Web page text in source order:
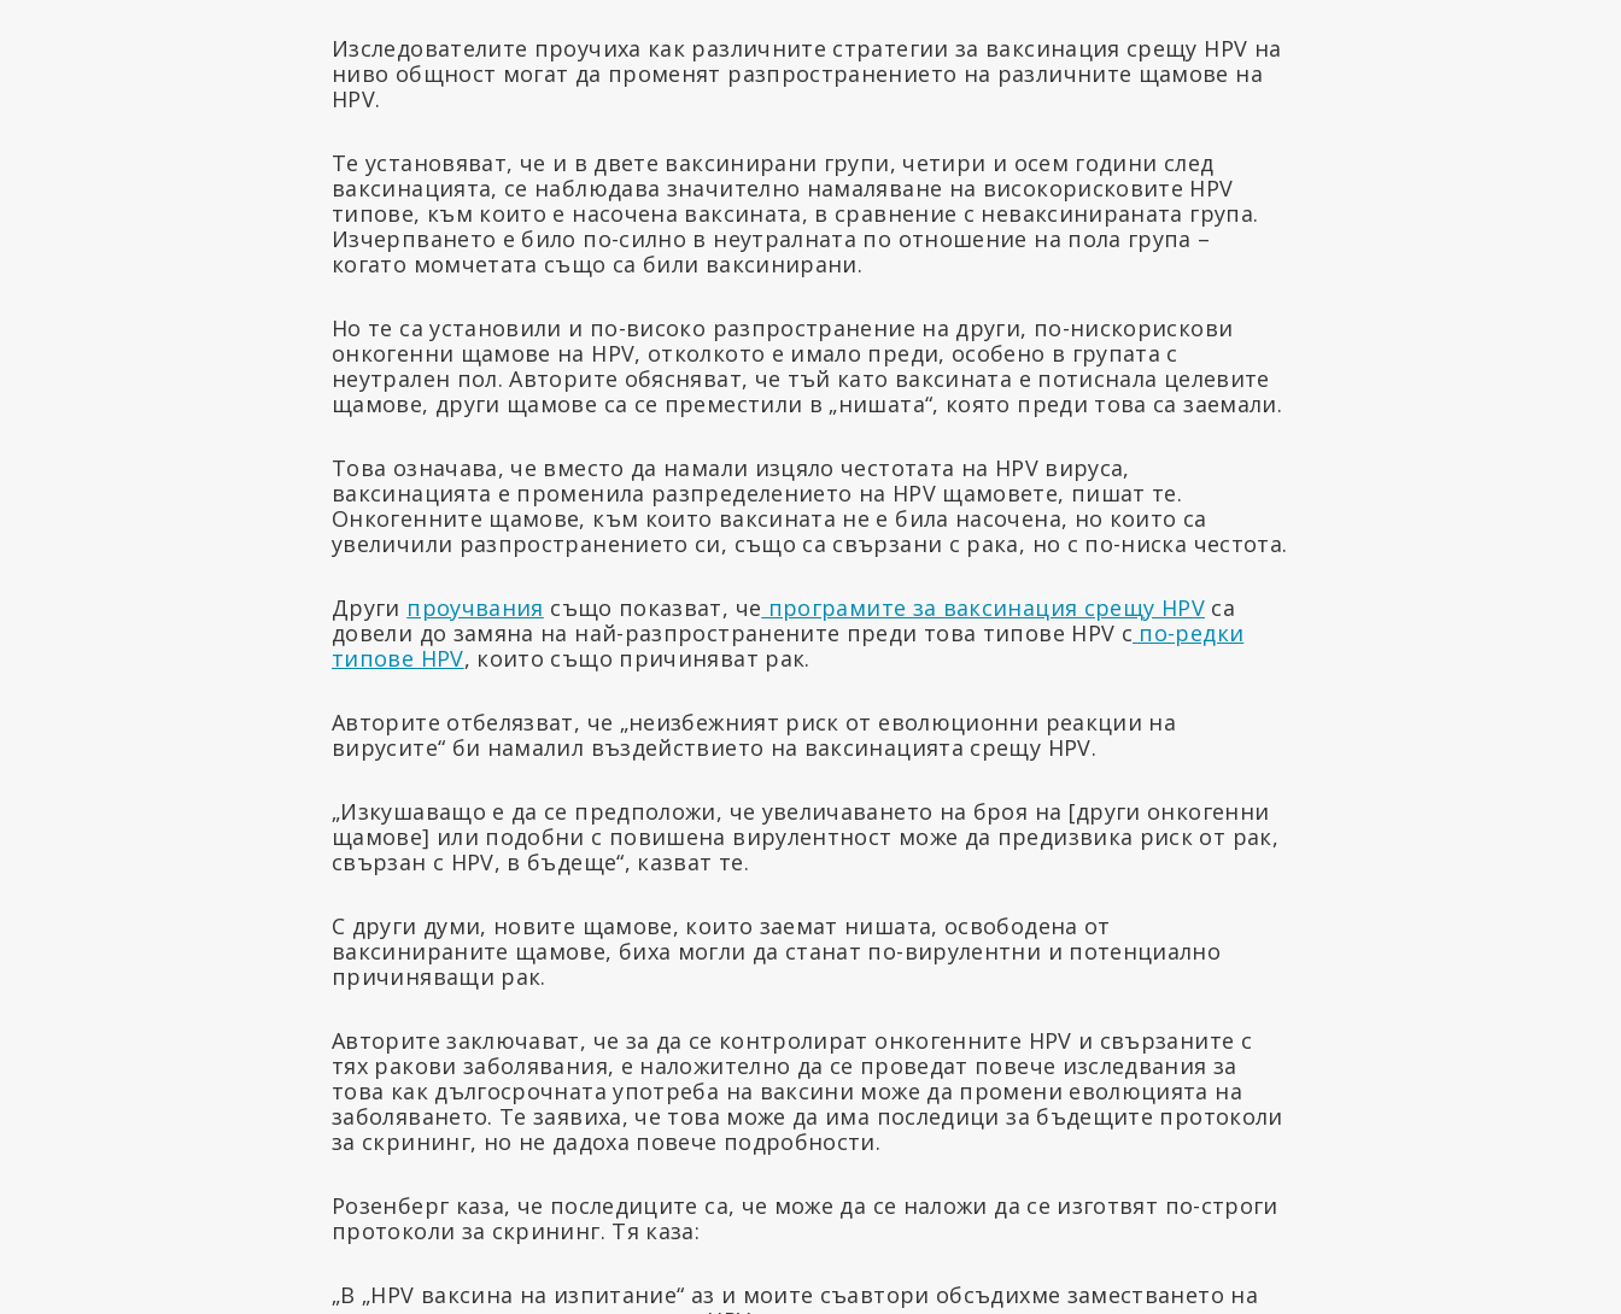
Изследователите проучиха как различните стратегии за ваксинация срещу HPV на
ниво общност могат да променят разпространението на различните щамове на
HPV.
Те установяват, че и в двете ваксинирани групи, четири и осем години след
ваксинацията, се наблюдава значително намаляване на високорисковите HPV
типове, към които е насочена ваксината, в сравнение с неваксинираната група.
Изчерпването е било по-силно в неутралната по отношение на пола група –
когато момчетата също са били ваксинирани.
Но те са установили и по-високо разпространение на други, по-нискорискови
онкогенни щамове на HPV, отколкото е имало преди, особено в групата с
неутрален пол. Авторите обясняват, че тъй като ваксината е потиснала целевите
щамове, други щамове са се преместили в „нишата“, която преди това са заемали.
Това означава, че вместо да намали изцяло честотата на HPV вируса,
ваксинацията е променила разпределението на HPV щамовете, пишат те.
Онкогенните щамове, към които ваксината не е била насочена, но които са
увеличили разпространението си, също са свързани с рака, но с по-ниска честота.
Други проучвания също показват, че програмите за ваксинация срещу HPVса
довели до замяна на най-разпространените преди това типове HPV с по-редки
типове HPV, които също причиняват рак.
Авторите отбелязват, че „неизбежният риск от еволюционни реакции на
вирусите“ би намалил въздействието на ваксинацията срещу HPV.
„Изкушаващо е да се предположи, че увеличаването на броя на [други онкогенни
щамове] или подобни с повишена вирулентност може да предизвика риск от рак,
свързан с HPV, в бъдеще“, казват те.
С други думи, новите щамове, които заемат нишата, освободена от
ваксинираните щамове, биха могли да станат по-вирулентни и потенциално
причиняващи рак.
Авторите заключават, че за да се контролират онкогенните HPV и свързаните с
тях ракови заболявания, е наложително да се проведат повече изследвания за
това как дългосрочната употреба на ваксини може да промени еволюцията на
заболяването. Те заявиха, че това може да има последици за бъдещите протоколи
за скрининг, но не дадоха повече подробности.
Розенберг каза, че последиците са, че може да се наложи да се изготвят по-строги
протоколи за скрининг. Тя каза:
„В „HPV ваксина на изпитание“ аз и моите съавтори обсъдихме заместването на